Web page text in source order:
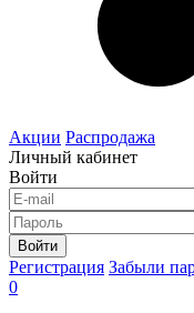
Акции Распродажа
Личный кабинет
Войти
Войти
Регистрация Забыли
0